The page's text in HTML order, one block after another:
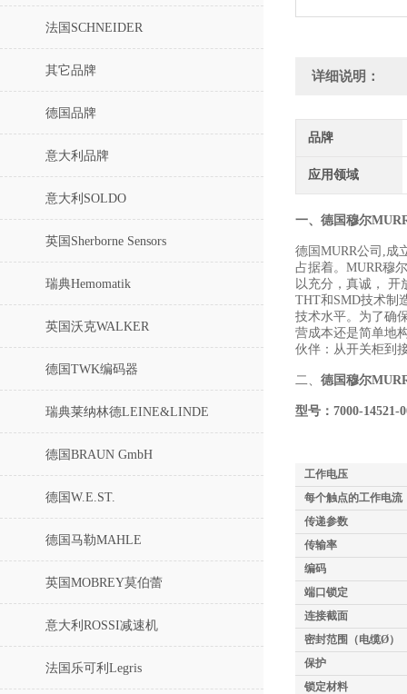
法国SCHNEIDER
其它品牌
德国品牌
意大利品牌
意大利SOLDO
英国Sherborne Sensors
瑞典Hemomatik
英国沃克WALKER
德国TWK编码器
瑞典莱纳林德LEINE&LINDE
德国BRAUN GmbH
德国W.E.ST.
德国马勒MAHLE
英国MOBREY莫伯蕾
意大利ROSSI减速机
法国乐可利Legris
详细说明：
品牌
应用领域
一、德国穆尔
德国MURR公司,成
占据着。MURR穆
以充分，真诚， 开
THT和SMD技术制
技术水平。为了确
营成本还是简单地
伙伴：从开关柜到
二、 德国穆尔
型号：7000-14521-
工作电压
每个触点的工作电流
传递参数
传输率
编码
端口锁定
连接截面
密封范围（电缆Ø）
保护
锁定材料